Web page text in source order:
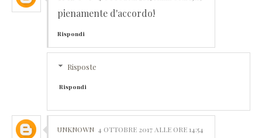
pienamente d'accordo!
Rispondi
Risposte
Rispondi
UNKNOWN 4 OTTOBRE 2017 ALLE ORE 14:54